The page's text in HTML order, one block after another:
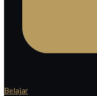
Belajar